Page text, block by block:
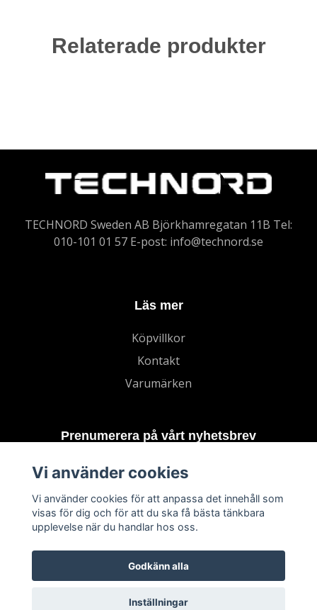
Relaterade produkter
TECHNORD Sweden AB Björkhamregatan 11B Tel:
010-101 01 57 E-post: info@technord.se
Läs mer
Köpvillkor
Kontakt
Varumärken
Prenumerera på vårt nyhetsbrev
Vi använder cookies
Vi använder cookies för att anpassa det innehåll som
visas för dig och för att du ska få bästa tänkbara
upplevelse när du handlar hos oss.
Godkänn alla
Inställningar